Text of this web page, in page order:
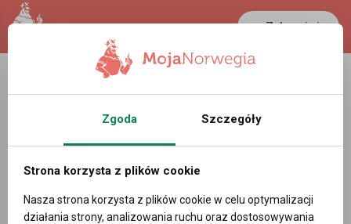
Zaloguj się
LANCASTER
36.7 °C 0.3892 PLN
Zgoda Szczegóły
Strona korzysta z plików cookie
Nasza strona korzysta z plików cookie w celu optymalizacji
działania strony, analizowania ruchu oraz dostosowywania